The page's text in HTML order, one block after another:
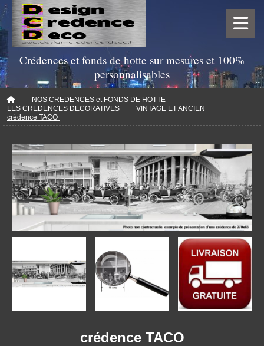
Crédences et fonds de hotte sur mesures et 100%
personnalisables
NOS CREDENCES et FONDS DE HOTTE
LES CREDENCES DECORATIVES
VINTAGE ET ANCIEN
crédence TACO
crédence TACO